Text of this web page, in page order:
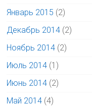
Январь 2015 (2)
Декабрь 2014 (2)
Ноябрь 2014 (2)
Июль 2014 (1)
Июнь 2014 (2)
Май 2014 (4)